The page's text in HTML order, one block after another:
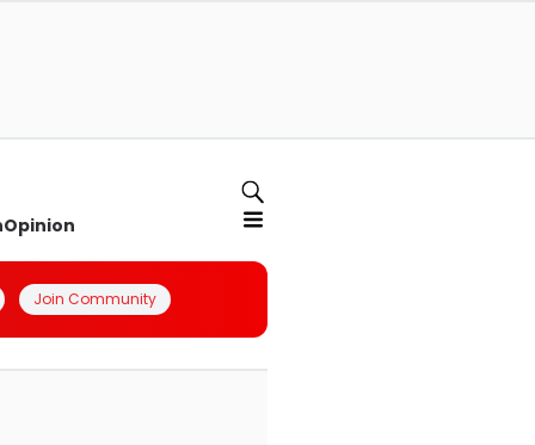
Opinion
Join Community